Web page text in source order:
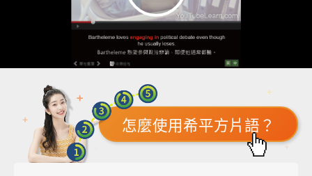
怎麼使用希平方片語？